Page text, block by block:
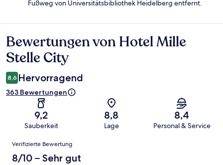
Fußweg von Universitätsbibliothek Heidelberg entfernt.
Bewertungen
Bewertungen von Hotel Mille
Stelle City
8,6 Hervorragend
363 Bewertungen
9,2
Sauberkeit
8,8
Lage
8,4
Personal & Service
Bewertungen
Verifizierte Bewertung
8/10 – Sehr gut